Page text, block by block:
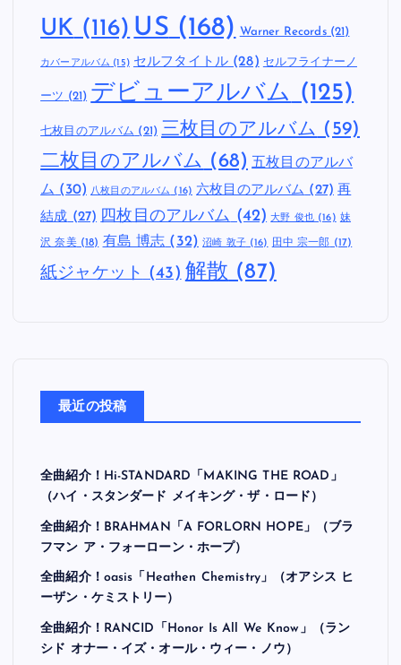
UK (116) US (168) Warner Records(21)
カバーアルバム (15) セルフタイトル(28) セルフライナーノ
ーツ (21) デビューアルバム (125)
七枚目のアルバム (21) 三枚目のアルバム (59)
二枚目のアルバム (68) 五枚目のアルバ
ム (30) 八枚目のアルバム (16) 六枚目のアルバム (27) 再
結成 (27) 四枚目のアルバム (42) 大野 俊也(16) 妹
沢 奈美(18) 有島 博志 (32) 沼崎 敦子(16) 田中 宗一郎 (17)
紙ジャケット (43) 解散 (87)
最近の投稿
全曲紹介！Hi-STANDARD「MAKING THE ROAD」
（ハイ・スタンダード メイキング・ザ・ロード）
全曲紹介！BRAHMAN「A FORLORN HOPE」（ブラ
フマン ア・フォーローン・ホープ）
全曲紹介！oasis「Heathen Chemistry」（オアシス ヒ
ーザン・ケミストリー）
全曲紹介！RANCID「Honor Is All We Know」（ラン
シド オナー・イズ・オール・ウィー・ノウ）